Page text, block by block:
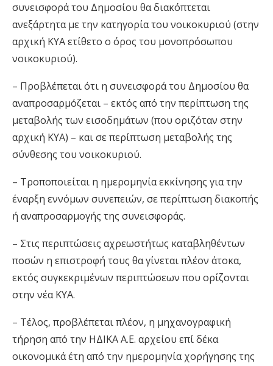
συνεισφορά του Δημοσίου θα διακόπτεται
ανεξάρτητα με την κατηγορία του νοικοκυριού (στην
αρχική ΚΥΑ ετίθετο ο όρος του μονοπρόσωπου
νοικοκυριού).
– Προβλέπεται ότι η συνεισφορά του Δημοσίου θα
αναπροσαρμόζεται – εκτός από την περίπτωση της
μεταβολής των εισοδημάτων (που οριζόταν στην
αρχική ΚΥΑ) – και σε περίπτωση μεταβολής της
σύνθεσης του νοικοκυριού.
– Τροποποιείται η ημερομηνία εκκίνησης για την
έναρξη εννόμων συνεπειών, σε περίπτωση διακοπής
ή αναπροσαρμογής της συνεισφοράς.
– Στις περιπτώσεις αχρεωστήτως καταβληθέντων
ποσών η επιστροφή τους θα γίνεται πλέον άτοκα,
εκτός συγκεκριμένων περιπτώσεων που ορίζονται
στην νέα ΚΥΑ.
– Τέλος, προβλέπεται πλέον, η μηχανογραφική
τήρηση από την ΗΔΙΚΑ Α.Ε. αρχείου επί δέκα
οικονομικά έτη από την ημερομηνία χορήγησης της